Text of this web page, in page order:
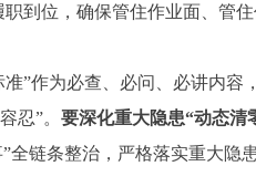
到位，确保管住作业面、管住
”作为必查、必问、必讲内容
忍”。 要深化重大隐患“动态清
全链条整治，严格落实重大隐